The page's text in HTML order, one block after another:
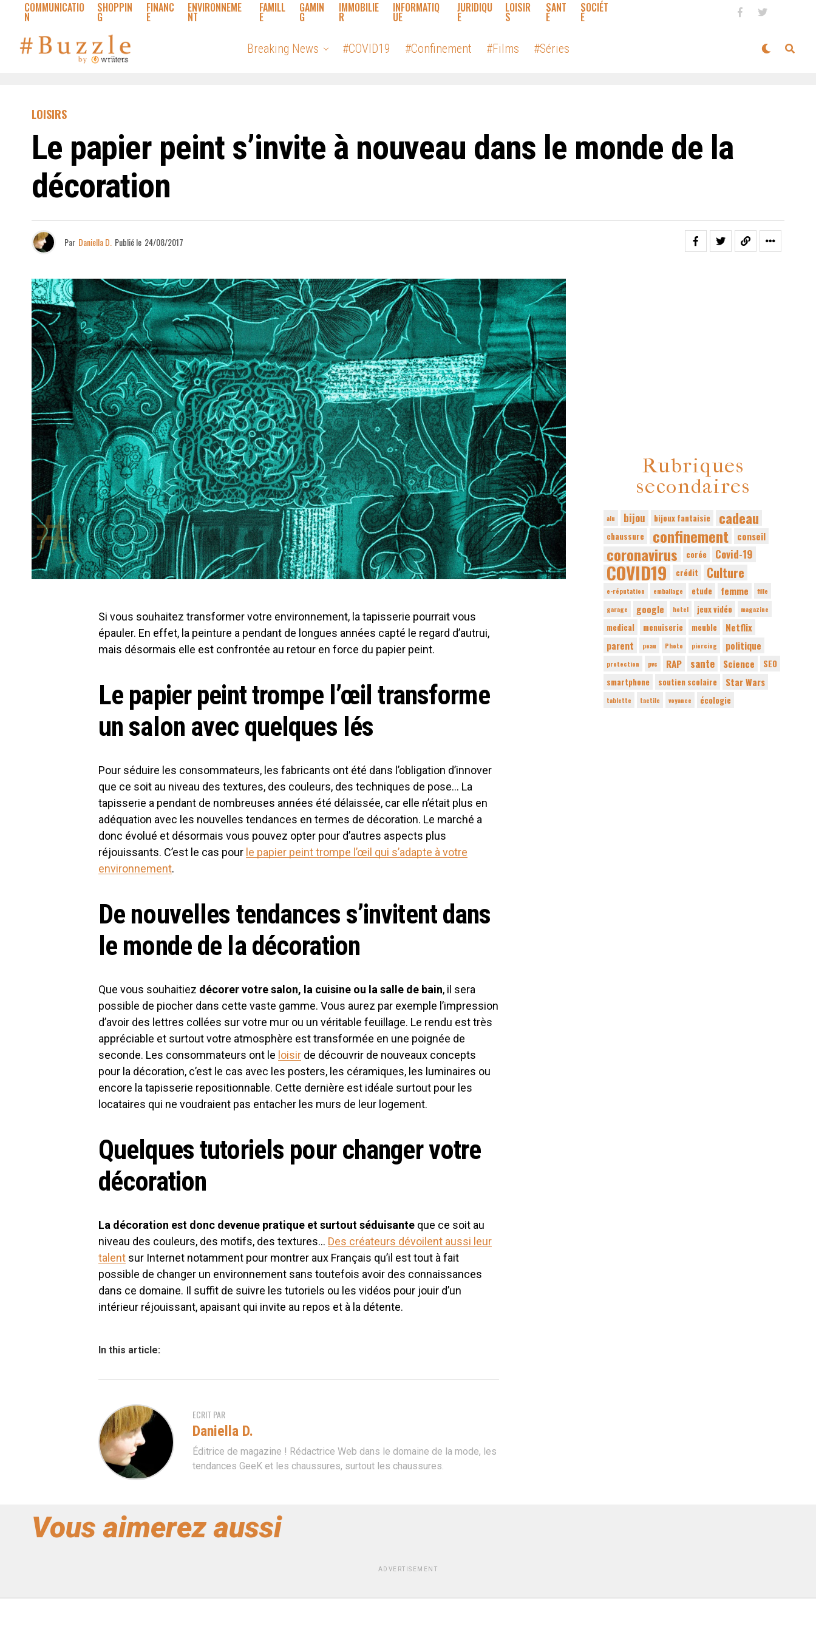
COMMUNICATIO
N
SHOPPIN
G
FINANC
E
ENVIRONNEME
NT
FAMILL
E
GAMIN
G
IMMOBILIE
R
INFORMATIQ
UE
JURIDIQU
E
LOISIR
S
SANT
É
SOCIÉT
É
Breaking News #COVID19 #Confinement #Films #Séries
LOISIRS
Le papier peint s’invite à nouveau dans le monde de la
décoration
Par Daniella D. Publié le 24/08/2017
Si vous souhaitez transformer votre environnement, la tapisserie pourrait vous
épauler. En effet, la peinture a pendant de longues années capté le regard d’autrui,
mais désormais elle est confrontée au retour en force du papier peint.
Le papier peint trompe l’œil transforme
un salon avec quelques lés
Pour séduire les consommateurs, les fabricants ont été dans l’obligation d’innover
que ce soit au niveau des textures, des couleurs, des techniques de pose… La
tapisserie a pendant de nombreuses années été délaissée, car elle n’était plus en
adéquation avec les nouvelles tendances en termes de décoration. Le marché a
donc évolué et désormais vous pouvez opter pour d’autres aspects plus
réjouissants. C’est le cas pour le papier peint trompe l’œil qui s’adapte à votre
environnement.
De nouvelles tendances s’invitent dans
le monde de la décoration
Que vous souhaitiez décorer votre salon, la cuisine ou la salle de bain, il sera
possible de piocher dans cette vaste gamme. Vous aurez par exemple l’impression
d’avoir des lettres collées sur votre mur ou un véritable feuillage. Le rendu est très
appréciable et surtout votre atmosphère est transformée en une poignée de
seconde. Les consommateurs ont le loisir de découvrir de nouveaux concepts
pour la décoration, c’est le cas avec les posters, les céramiques, les luminaires ou
encore la tapisserie repositionnable. Cette dernière est idéale surtout pour les
locataires qui ne voudraient pas entacher les murs de leur logement.
Quelques tutoriels pour changer votre
décoration
La décoration est donc devenue pratique et surtout séduisante que ce soit au
niveau des couleurs, des motifs, des textures… Des créateurs dévoilent aussi leur
talent sur Internet notamment pour montrer aux Français qu’il est tout à fait
possible de changer un environnement sans toutefois avoir des connaissances
dans ce domaine. Il suffit de suivre les tutoriels ou les vidéos pour jouir d’un
intérieur réjouissant, apaisant qui invite au repos et à la détente.
In this article:
ECRIT PAR
Daniella D.
Éditrice de magazine ! Rédactrice Web dans le domaine de la mode, les
tendances GeeK et les chaussures, surtout les chaussures.
Rubriques
secondaires
alu bijou bijoux fantaisie cadeau
chaussure confinement conseil
coronavirus corée Covid-19
COVID19 crédit Culture
e-réputation emballage etude femme
fille
garage
google hotel jeux vidéo magazine
medical menuiserie meuble
Netflix
parent
peau Photo piercing politique
protection pvc RAP sante Science
SEO
smartphone
soutien scolaire Star Wars
tablette tactile voyance écologie
Vous aimerez aussi
ADVERTISEMENT